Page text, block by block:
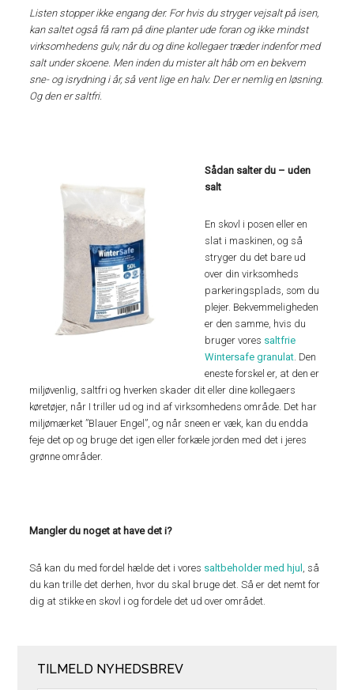
Listen stopper ikke engang der. For hvis du stryger vejsalt på isen,
kan saltet også få ram på dine planter ude foran og ikke mindst
virksomhedens gulv, når du og dine kollegaer træder indenfor med
salt under skoene. Men inden du mister alt håb om en bekvem
sne- og isrydning i år, så vent lige en halv. Der er nemlig en løsning.
Og den er saltfri.
Sådan salter du – uden
salt
En skovl i posen eller en
slat i maskinen, og så
stryger du det bare ud
over din virksomheds
parkeringsplads, som du
plejer. Bekvemmeligheden
er den samme, hvis du
bruger vores saltfrie
Wintersafe granulat. Den
eneste forskel er, at den er
miljøvenlig, saltfri og hverken skader dit eller dine kollegaers
køretøjer, når I triller ud og ind af virksomhedens område. Det har
miljømærket ”Blauer Engel”, og når sneen er væk, kan du endda
feje det op og bruge det igen eller forkæle jorden med det i jeres
grønne områder.
Mangler du noget at have det i?
Så kan du med fordel hælde det i vores saltbeholder med hjul , så
du kan trille det derhen, hvor du skal bruge det. Så er det nemt for
dig at stikke en skovl i og fordele det ud over området.
TILMELD NYHEDSBREV